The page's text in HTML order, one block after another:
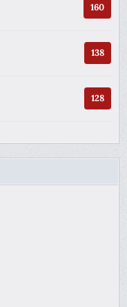
160
138
128